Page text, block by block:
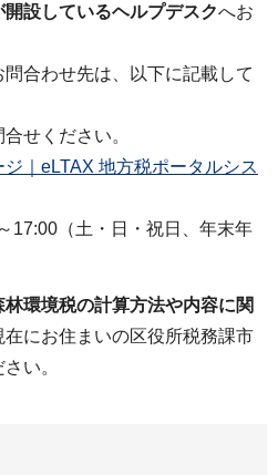
設しているヘルプデスクへお
合わせ先は、以下に記載して
せください。
｜eLTAX 地方税ポータルシス
17:00（土・日・祝日、年末年
環境税の計算方法や内容に関
在にお住まいの区役所税務課市
い。